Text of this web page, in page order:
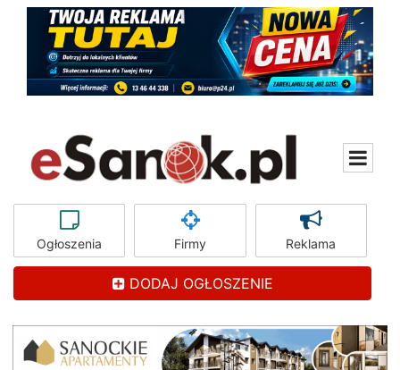
Ogłoszenia Firmy Reklama
DODAJ OGŁOSZENIE